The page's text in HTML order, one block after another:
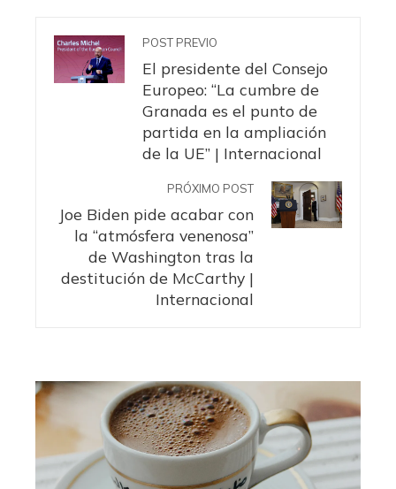
POST PREVIO
El presidente del Consejo
Europeo: “La cumbre de
Granada es el punto de
partida en la ampliación
de la UE” | Internacional
PRÓXIMO POST
Joe Biden pide acabar con
la “atmósfera venenosa”
de Washington tras la
destitución de McCarthy |
Internacional